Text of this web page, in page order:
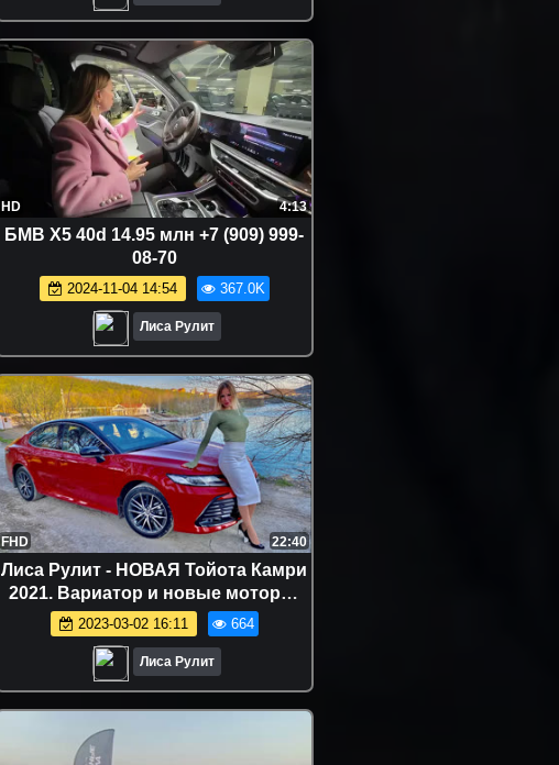
HD 4:13
БМВ Х5 40d 14.95 млн +7 (909) 999-
08-70
2024-11-04 14:54 367.0K
Лиса Рулит
FHD 22:40
Лиса Рулит - НОВАЯ Тойота Камри
2021. Вариатор и новые моторы.
Toyota Camry
2023-03-02 16:11 664
Лиса Рулит